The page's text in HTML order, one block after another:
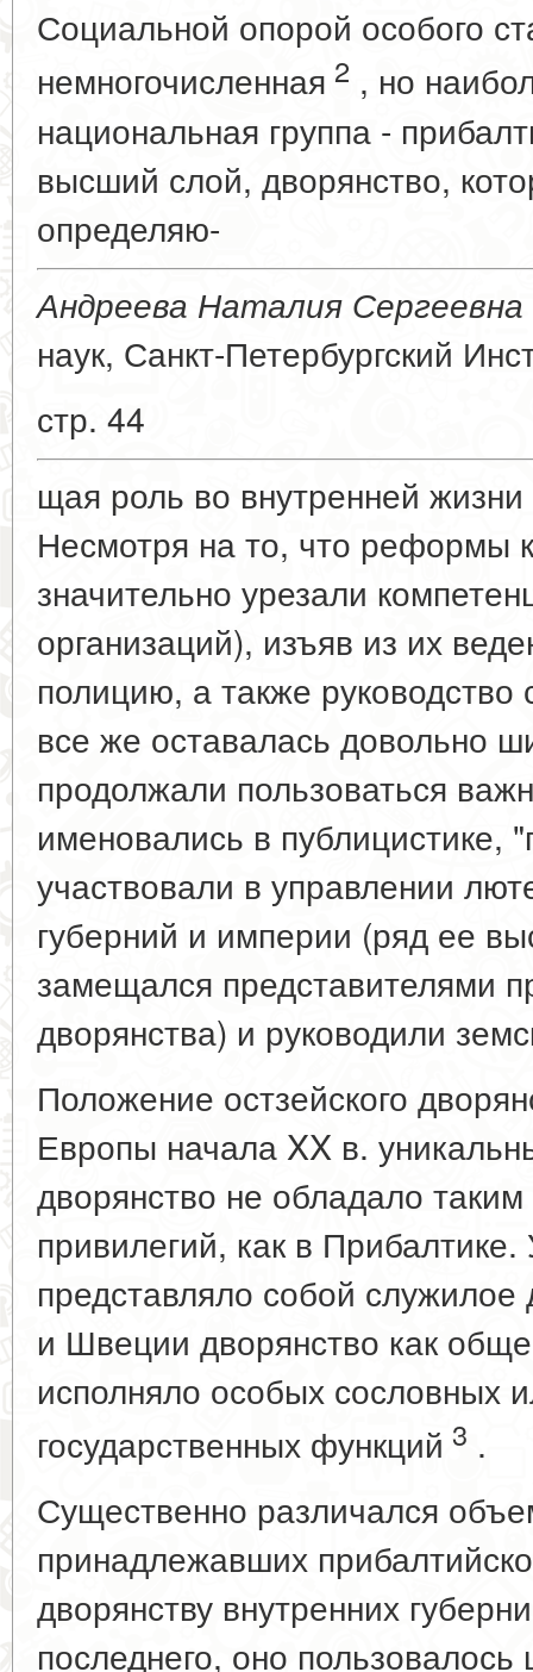
Социальной опорой особого
немногочисленная 2 , но
национальная группа -
высший слой, дворянство,
определяю-
Андреева Наталия Сергеевна
наук, Санкт-Петербургский
стр. 44
щая роль во внутренней жизни
Несмотря на то, что реформы
значительно урезали
организаций), изъяв из их
полицию, а также
все же оставалась довольно
продолжали пользоваться
именовались в публицистике,
участвовали в управлении
губерний и империи (ряд ее
замещался представителями
дворянства) и руководили
Положение остзейского
Европы начала XX в.
дворянство не обладало
привилегий, как в
представляло собой
и Швеции дворянство как
исполняло особых сословных
государственных функций 3 .
Существенно различался
принадлежавших
дворянству внутренних
последнего, оно